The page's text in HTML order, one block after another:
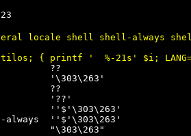
locale shell shell-always
??
'\303\263'
??
'??'
''$'\303\263'
always  ''$'\303\263'
"\303\263"